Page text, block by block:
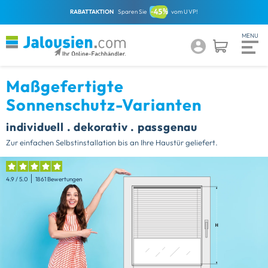
RABATTAKTION Sparen Sie vom UVP!
Maßgefertigte
Sonnenschutz-Varianten
individuell . dekorativ . passgenau
Zur einfachen Selbstinstallation bis an Ihre Haustür geliefert.
4.9/ 5.0 1861 Bewertungen